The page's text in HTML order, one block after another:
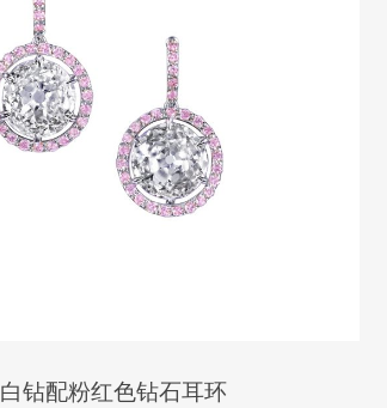
白钻配粉红色钻石耳环